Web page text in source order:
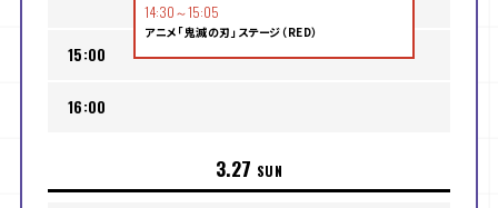
14:30～15:05
アニメ「鬼滅の刃」ステージ（RED）
15:00
16:00
3.27 SUN